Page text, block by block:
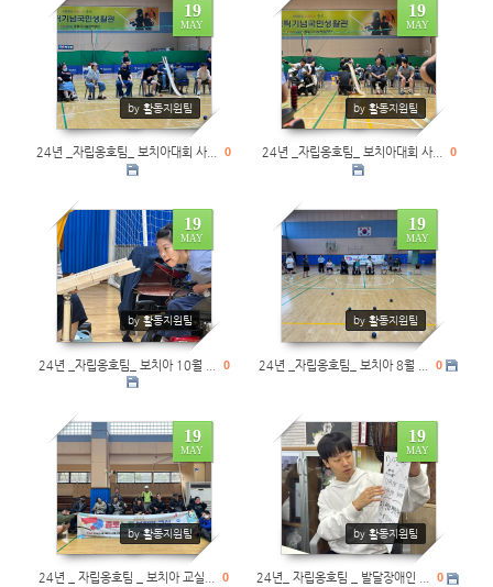
19
MAY
by 활동지원팀
0
24년 _자립옹호팀_ 보치아대회 사... 0
19
MAY
by 활동지원팀
0
24년 _자립옹호팀_ 보치아대회 사... 0
19
MAY
by 활동지원팀
0
24년 _자립옹호팀_ 보치아 10월 ... 0
19
MAY
by 활동지원팀
0
24년 _자립옹호팀_ 보치아 8월 ... 0
19
MAY
by 활동지원팀
0
24년 _ 자립옹호팀 _ 보치아 교실... 0
19
MAY
by 활동지원팀
0
24년_ 자립옹호팀 _ 발달장애인 ... 0